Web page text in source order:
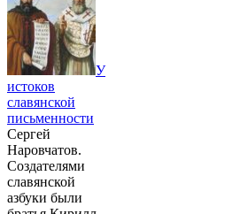
У
истоков
славянской
письменности
Сергей
Наровчатов.
Создателями
славянской
азбуки были